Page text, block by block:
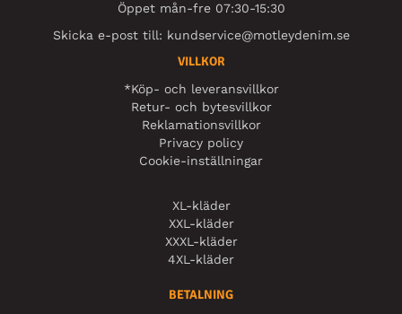
Öppet mån-fre 07:30-15:30
Skicka e-post till: kundservice@motleydenim.se
VILLKOR
*Köp- och leveransvillkor
Retur- och bytesvillkor
Reklamationsvillkor
Privacy policy
Cookie-inställningar
XL-kläder
XXL-kläder
XXXL-kläder
4XL-kläder
BETALNING